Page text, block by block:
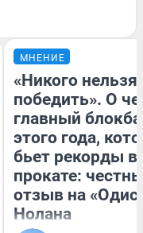
МНЕНИЕ
«Никого нельзя
победить». О
главный
этого года,
бьет рекорды в
прокате:
отзыв на
Нолана